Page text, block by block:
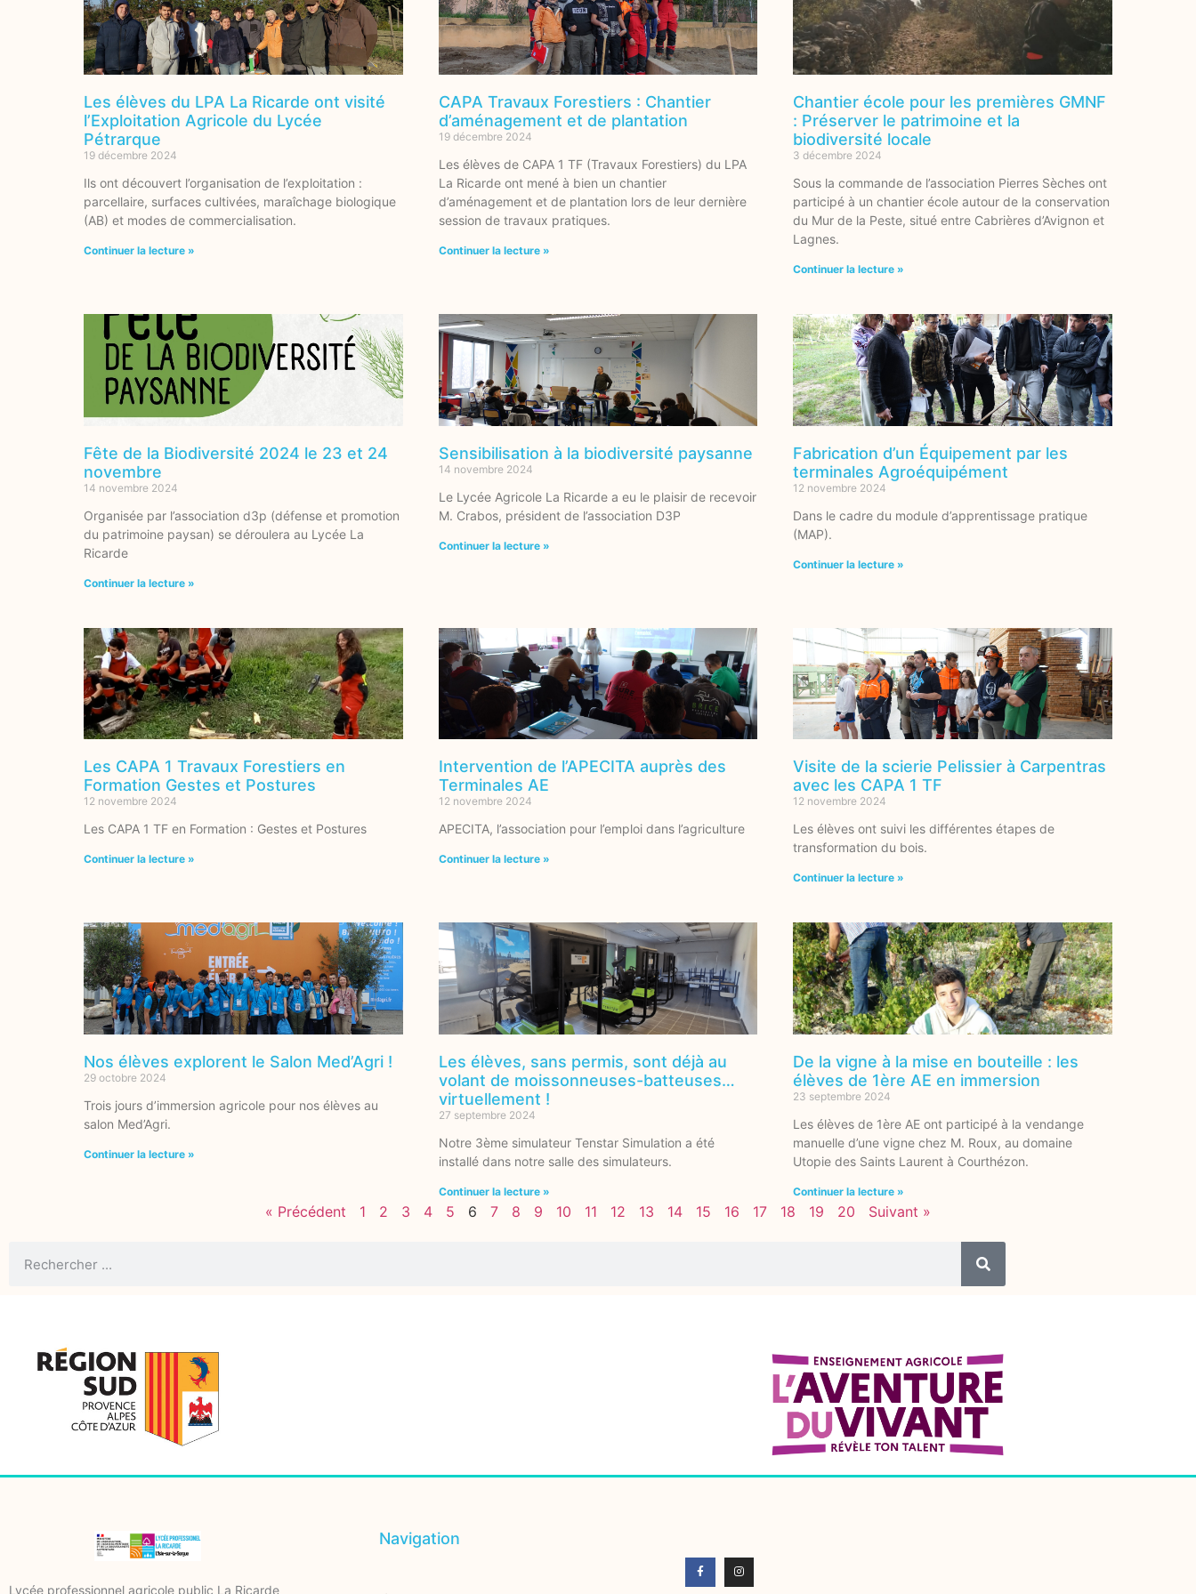
Les élèves du LPA La Ricarde ont visité
l’Exploitation Agricole du Lycée
Pétrarque
19 décembre 2024
Ils ont découvert l’organisation de l’exploitation :
parcellaire, surfaces cultivées, maraîchage biologique
(AB) et modes de commercialisation.
Continuer la lecture »
CAPA Travaux Forestiers : Chantier
d’aménagement et de plantation
19 décembre 2024
Les élèves de CAPA 1 TF (Travaux Forestiers) du LPA
La Ricarde ont mené à bien un chantier
d’aménagement et de plantation lors de leur dernière
session de travaux pratiques.
Continuer la lecture »
Chantier école pour les premières GMNF
: Préserver le patrimoine et la
biodiversité locale
3 décembre 2024
Sous la commande de l’association Pierres Sèches ont
participé à un chantier école autour de la conservation
du Mur de la Peste, situé entre Cabrières d’Avignon et
Lagnes.
Continuer la lecture »
Fête de la Biodiversité 2024 le 23 et 24
novembre
14 novembre 2024
Organisée par l’association d3p (défense et promotion
du patrimoine paysan) se déroulera au Lycée La
Ricarde
Continuer la lecture »
Sensibilisation à la biodiversité paysanne
14 novembre 2024
Le Lycée Agricole La Ricarde a eu le plaisir de recevoir
M. Crabos, président de l’association D3P
Continuer la lecture »
Fabrication d’un Équipement par les
terminales Agroéquipément
12 novembre 2024
Dans le cadre du module d’apprentissage pratique
(MAP).
Continuer la lecture »
Les CAPA 1 Travaux Forestiers en
Formation Gestes et Postures
12 novembre 2024
Les CAPA 1 TF en Formation : Gestes et Postures
Continuer la lecture »
Intervention de l’APECITA auprès des
Terminales AE
12 novembre 2024
APECITA, l’association pour l’emploi dans l’agriculture
Continuer la lecture »
Visite de la scierie Pelissier à Carpentras
avec les CAPA 1 TF
12 novembre 2024
Les élèves ont suivi les différentes étapes de
transformation du bois.
Continuer la lecture »
Nos élèves explorent le Salon Med’Agri !
29 octobre 2024
Trois jours d’immersion agricole pour nos élèves au
salon Med’Agri.
Continuer la lecture »
Les élèves, sans permis, sont déjà au
volant de moissonneuses-batteuses…
virtuellement !
27 septembre 2024
Notre 3ème simulateur Tenstar Simulation a été
installé dans notre salle des simulateurs.
Continuer la lecture »
De la vigne à la mise en bouteille : les
élèves de 1ère AE en immersion
23 septembre 2024
Les élèves de 1ère AE ont participé à la vendange
manuelle d’une vigne chez M. Roux, au domaine
Utopie des Saints Laurent à Courthézon.
Continuer la lecture »
« Précédent 1 2 3 4 5 6 7 8 9 10 11 12 13 14 15 16 17 18 19 20 Suivant »
Lycée professionnel agricole public La Ricarde
Navigation